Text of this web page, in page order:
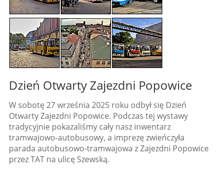
Dzień Otwarty Zajezdni Popowice
W sobotę 27 września 2025 roku odbył się Dzień
Otwarty Zajezdni Popowice. Podczas tej wystawy
tradycyjnie pokazaliśmy cały nasz inwentarz
tramwajowo-autobusowy, a imprezę zwieńczyła
parada autobusowo-tramwajowa z Zajezdni Popowice
przez TAT na ulicę Szewską.